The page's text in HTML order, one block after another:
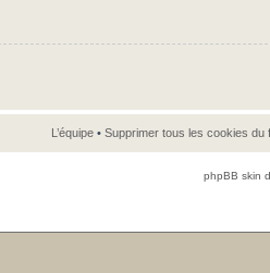
L’équipe • Supprimer tous les cookies du
phpBB skin